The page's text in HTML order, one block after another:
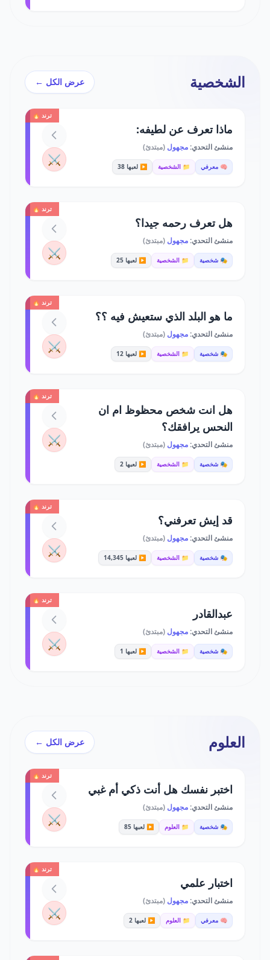
الشخصية عرض الكل ←
ترند 🔥
ماذا تعرف عن لطيفه:
منشئ التحدي:مجهول (مبتدئ)
🧠 معرفي 📁 الشخصية ▶️ لعبها 38 ⚔️
ترند 🔥
هل تعرف رحمه جيدا؟
منشئ التحدي:مجهول (مبتدئ)
🎭 شخصية 📁 الشخصية ▶️ لعبها 25 ⚔️
ترند 🔥
ما هو البلد الذي ستعيش فيه ؟؟
منشئ التحدي:مجهول (مبتدئ)
🎭 شخصية 📁 الشخصية ▶️ لعبها 12 ⚔️
ترند 🔥
هل انت شخص محظوظ ام ان
النحس يرافقك؟
منشئ التحدي:مجهول (مبتدئ)
🎭 شخصية 📁 الشخصية ▶️ لعبها 2
⚔️
ترند 🔥
قد إيش تعرفني؟
منشئ التحدي:مجهول (مبتدئ)
🎭 شخصية 📁 الشخصية ▶️ لعبها 14,345 ⚔️
ترند 🔥
عبدالقادر
منشئ التحدي:مجهول (مبتدئ)
🎭 شخصية 📁 الشخصية ▶️ لعبها 1 ⚔️
العلوم عرض الكل ←
ترند 🔥
اختبر نفسك هل أنت ذكي أم غبي
منشئ التحدي:مجهول (مبتدئ)
🎭 شخصية 📁 العلوم ▶️ لعبها 85 ⚔️
ترند 🔥
اختبار علمي
منشئ التحدي:مجهول (مبتدئ)
🧠 معرفي 📁 العلوم ▶️ لعبها 2 ⚔️